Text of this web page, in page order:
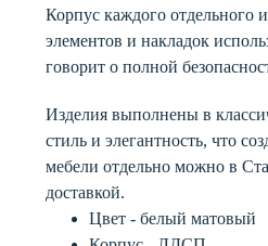
Корпус каждого
элементов и накладок
говорит о полной
Изделия выполнены в
стиль и элегантность, что
мебели отдельно можно в
доставкой.
Цвет - белый матовый